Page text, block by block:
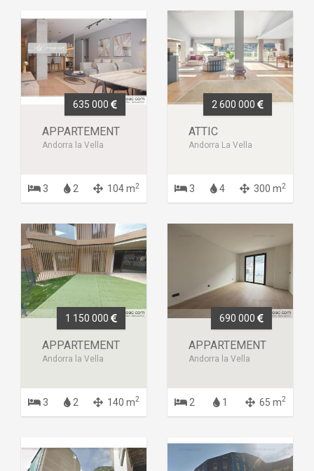
635 000
APPARTEMENT
Andorra la Vella
3 2 104 m2
2 600 000
ATTIC
Andorra La Vella
3 4 300 m2
1 150 000
APPARTEMENT
Andorra la Vella
3 2 140 m2
690 000
APPARTEMENT
Andorra la Vella
2 1 65 m2